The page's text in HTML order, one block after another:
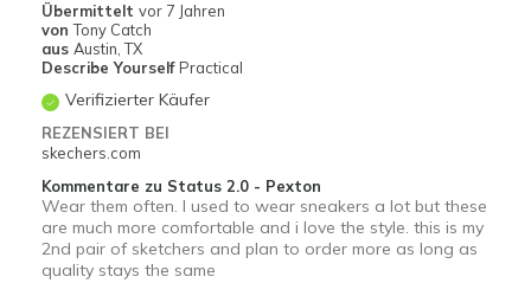
Travel
Width
Feels true to width
Sizing
View On Shoes
Übermittelt vor 7 Jahren
von Tony Catch
aus Austin, TX
Describe Yourself Practical
Verifizierter Käufer
REZENSIERT BEI
skechers.com
Kommentare zu Status 2.0 - Pexton
Wear them often. I used to wear sneakers a lot but these
are much more comfortable and i love the style. this is my
2nd pair of sketchers and plan to order more as long as
quality stays the same